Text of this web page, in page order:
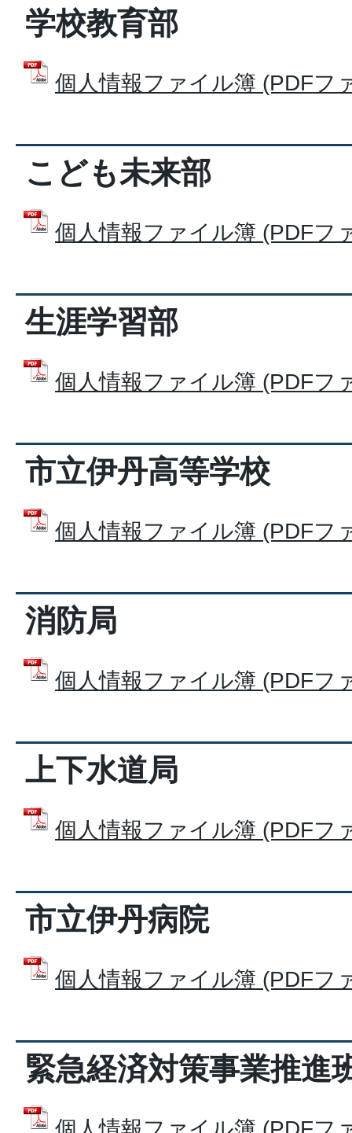
学校教育部
個人情報ファイル簿 (PDFフ
こども未来部
個人情報ファイル簿 (PDFフ
生涯学習部
個人情報ファイル簿 (PDFフ
市立伊丹高等学校
個人情報ファイル簿 (PDFフ
消防局
個人情報ファイル簿 (PDFフ
上下水道局
個人情報ファイル簿 (PDFフ
市立伊丹病院
個人情報ファイル簿 (PDFフ
緊急経済対策事業推進